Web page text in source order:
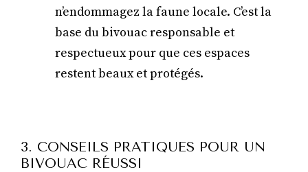
n’endommagez la faune locale. C’est la
base du bivouac responsable et
respectueux pour que ces espaces
restent beaux et protégés.
3. CONSEILS PRATIQUES POUR UN
BIVOUAC RÉUSSI